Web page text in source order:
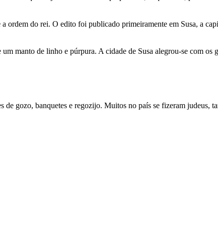
ordem do rei. O edito foi publicado primeiramente em Susa, a
manto de linho e púrpura. A cidade de Susa alegrou-se com os
gozo, banquetes e regozijo. Muitos no país se fizeram judeus,